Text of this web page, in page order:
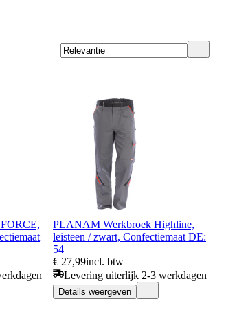
PLANAM Werkbroek Highline,
leisteen / zwart, Confectiemaat DE:
54
€ 27,99incl. btw
Levering uiterlijk 2-3 werkdagen
Details weergeven